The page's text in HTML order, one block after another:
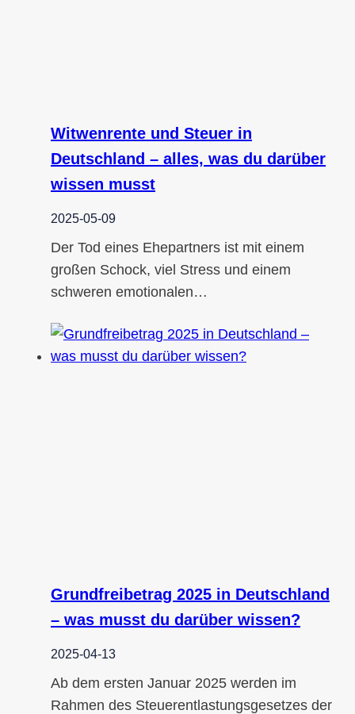
Witwenrente und Steuer in
Deutschland – alles, was du darüber
wissen musst
2025-05-09
Der Tod eines Ehepartners ist mit einem
großen Schock, viel Stress und einem
schweren emotionalen…
Grundfreibetrag 2025 in Deutschland
– was musst du darüber wissen?
2025-04-13
Ab dem ersten Januar 2025 werden im
Rahmen des Steuerentlastungsgesetzes der